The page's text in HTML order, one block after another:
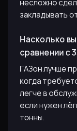
несложно
закладывать
Насколько
сравнении с
ГАЗон лучше
когда
легче в
если нужен
тонны.